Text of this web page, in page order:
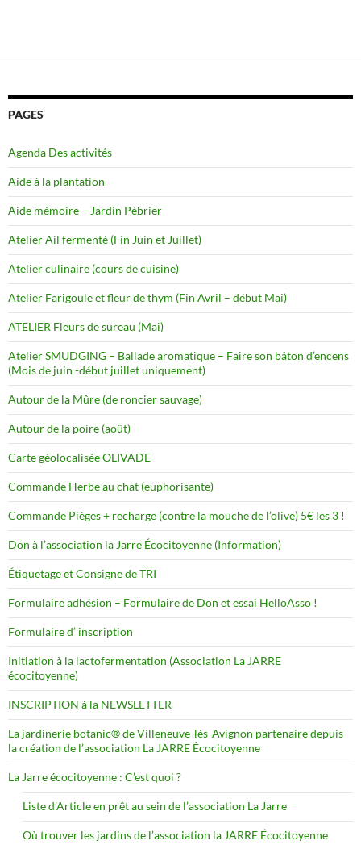
PAGES
Agenda Des activités
Aide à la plantation
Aide mémoire – Jardin Pébrier
Atelier Ail fermenté (Fin Juin et Juillet)
Atelier culinaire (cours de cuisine)
Atelier Farigoule et fleur de thym (Fin Avril – début Mai)
ATELIER Fleurs de sureau (Mai)
Atelier SMUDGING – Ballade aromatique – Faire son bâton d’encens
(Mois de juin -début juillet uniquement)
Autour de la Mûre (de roncier sauvage)
Autour de la poire (août)
Carte géolocalisée OLIVADE
Commande Herbe au chat (euphorisante)
Commande Pièges + recharge (contre la mouche de l’olive) 5€ les 3 !
Don à l’association la Jarre Écocitoyenne (Information)
Étiquetage et Consigne de TRI
Formulaire adhésion – Formulaire de Don et essai HelloAsso !
Formulaire d’ inscription
Initiation à la lactofermentation (Association La JARRE
écocitoyenne)
INSCRIPTION à la NEWSLETTER
La jardinerie botanic® de Villeneuve-lès-Avignon partenaire depuis
la création de l’association La JARRE Écocitoyenne
La Jarre écocitoyenne : C’est quoi ?
Liste d’Article en prêt au sein de l’association La Jarre
Où trouver les jardins de l’association la JARRE Écocitoyenne